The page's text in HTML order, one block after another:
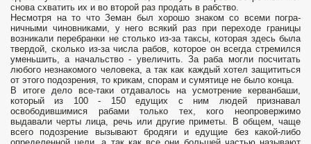
снова схватить их и во второй раз продать в рабство.
Несмотря на то что Земан был хорошо знаком со всеми погра­
ничными чиновниками, у него всякий раз при переходе границы
возникали перебранки не столько из-за таксы, которая здесь была
твердой, сколько из-за числа рабов, которое он всегда стремился
уменьшить, а начальство - увеличить. За раба могли посчитать
любого незнакомого человека, а так как каждый хотел защитить­ся
от этого подозрения, то крикам, спорам и сумятице не было конца.
В итоге дело все-таки отдавалось на усмотрение керванбаши,
который из 100 - 150 едущих с ним людей признавал
освободившимися рабами только тех, кого неопровержимо
выдавали черты лица, речь или другие приметы. В общем, чаще
всего подозрение вызывают бродяги и едущие без какой-либо